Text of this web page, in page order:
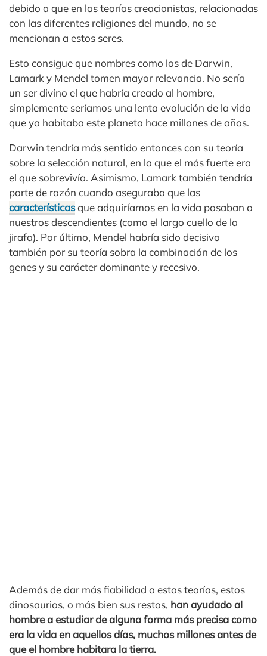
debido a que en las teorías creacionistas, relacionadas
con las diferentes religiones del mundo, no se
mencionan a estos seres.
Esto consigue que nombres como los de Darwin,
Lamark y Mendel tomen mayor relevancia. No sería
un ser divino el que habría creado al hombre,
simplemente seríamos una lenta evolución de la vida
que ya habitaba este planeta hace millones de años.
Darwin tendría más sentido entonces con su teoría
sobre la selección natural, en la que el más fuerte era
el que sobrevivía. Asimismo, Lamark también tendría
parte de razón cuando aseguraba que las
característicasque adquiríamos en la vida pasaban a
nuestros descendientes (como el largo cuello de la
jirafa). Por último, Mendel habría sido decisivo
también por su teoría sobra la combinación de los
genes y su carácter dominante y recesivo.
Además de dar más fiabilidad a estas teorías, estos
dinosaurios, o más bien sus restos, han ayudado al
hombre a estudiar de alguna forma más precisa como
era la vida en aquellos días, muchos millones antes de
que el hombre habitara la tierra.